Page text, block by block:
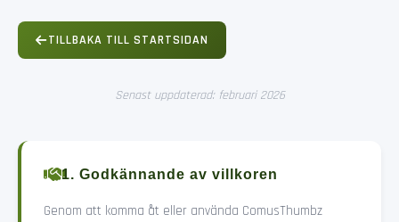
TILLBAKA TILL STARTSIDAN
Senast uppdaterad: februari 2026
1. Godkännande av villkoren
Genom att komma åt eller använda ComusThumbz